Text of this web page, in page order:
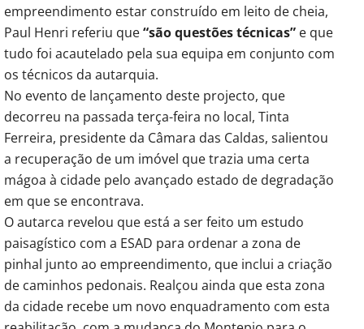
empreendimento estar construído em leito de cheia,
Paul Henri referiu que“são questões técnicas” e que
tudo foi acautelado pela sua equipa em conjunto com
os técnicos da autarquia.
No evento de lançamento deste projecto, que
decorreu na passada terça-feira no local, Tinta
Ferreira, presidente da Câmara das Caldas, salientou
a recuperação de um imóvel que trazia uma certa
mágoa à cidade pelo avançado estado de degradação
em que se encontrava.
O autarca revelou que está a ser feito um estudo
paisagístico com a ESAD para ordenar a zona de
pinhal junto ao empreendimento, que inclui a criação
de caminhos pedonais. Realçou ainda que esta zona
da cidade recebe um novo enquadramento com esta